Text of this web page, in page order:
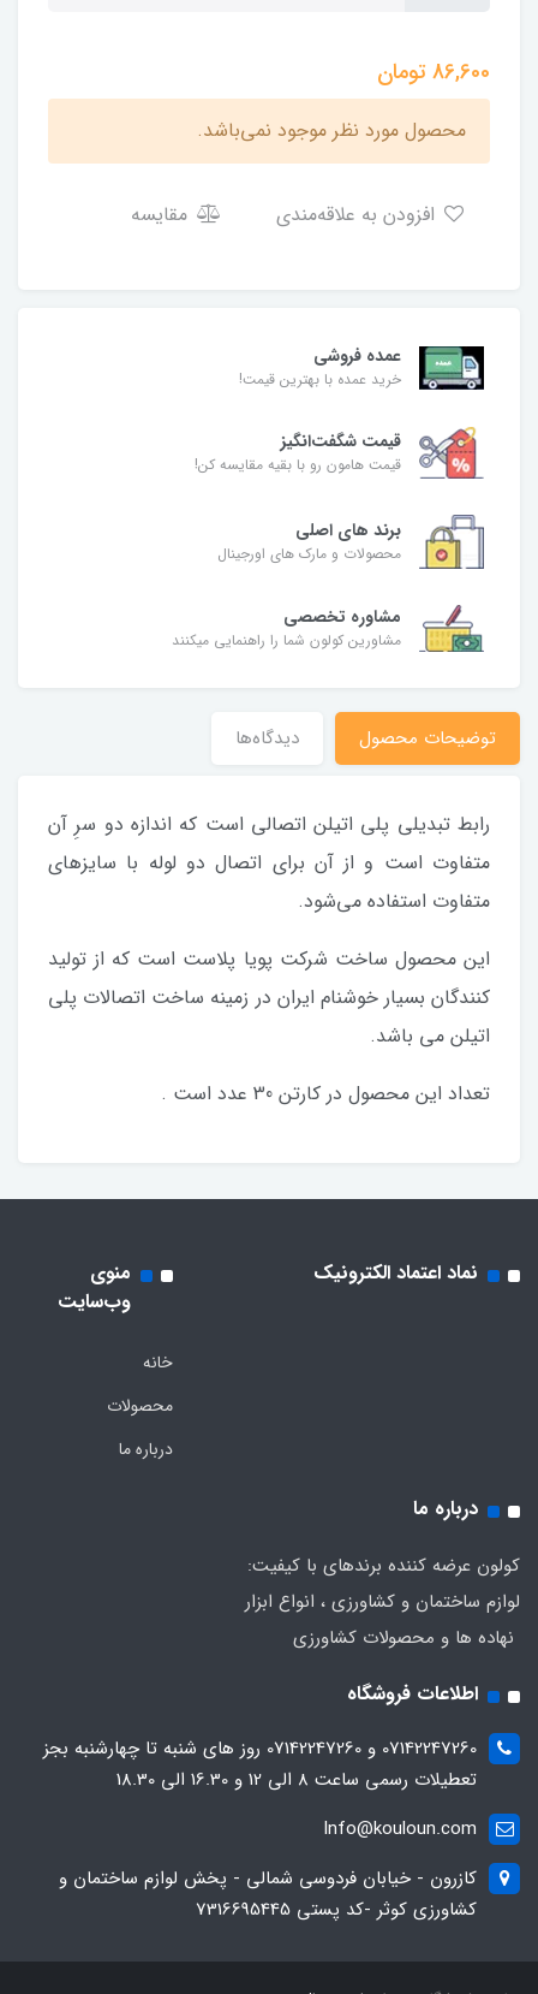
86,600تومان
محصول مورد نظر موجود نمی‌باشد.
مقایسه
عمده فروشی
خرید عمده با بهترین قیمت!
قیمت شگفت‌انگیز
قیمت هامون رو با بقیه مقایسه کن!
برند های اصلی
محصولات و مارک های اورجینال
مشاوره تخصصی
مشاورین کولون شما را راهنمایی میکنند
توضیحات محصول دیدگاه‌ها
رابط تبدیلی پلی اتیلن اتصالی است که اندازه دو سرِ آن
متفاوت است و از آن برای اتصال دو لوله با سایزهای
متفاوت استفاده می‌شود.
این محصول ساخت شرکت پویا پلاست است که از تولید
کنندگان بسیار خوشنام ایران در زمینه ساخت اتصالات پلی
اتیلن می باشد.
تعداد این محصول در کارتن 30 عدد است .
نماد اعتماد الکترونیک
منوی
وب‌سایت
خانه
محصولات
درباره ما
درباره ما
کولون عرضه کننده برندهای با کیفیت:
لوازم ساختمان و کشاورزی ، انواع ابزار
نهاده ها و محصولات کشاورزی
اطلاعات فروشگاه
07142247260 و 07142247260 روز های شنبه تا چهارشنبه بجز
تعطیلات رسمی ساعت 8 الی 12 و 16.30 الی 18.30
Info@kouloun.com
کازرون - خیابان فردوسی شمالی - پخش لوازم ساختمان و
کشاورزی کوثر -کد پستی 7316695445